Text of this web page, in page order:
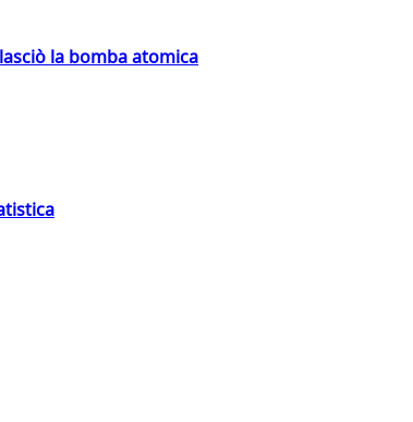
la bomba atomica